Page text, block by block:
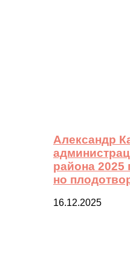
Александр
района
но
16.12.2025